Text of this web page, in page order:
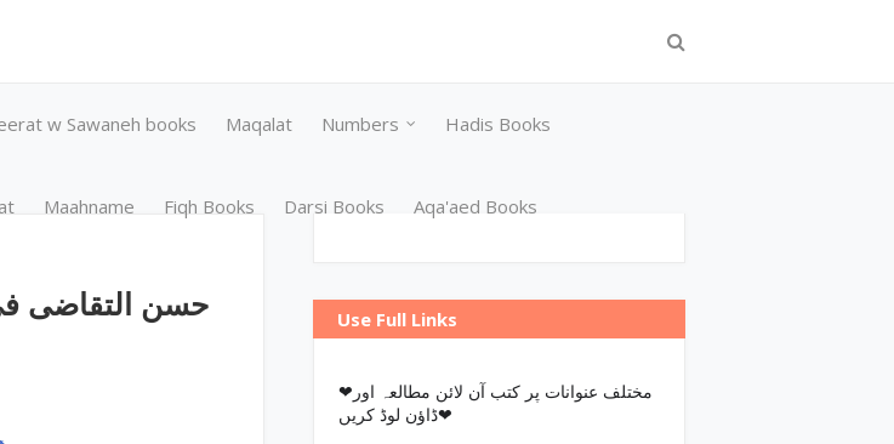
w Sawaneh books Maqalat Numbers Hadis Books
Maahname Fiqh Books Darsi Books Aqa'aed Books
Use Full Links
❤مختلف عنوانات پر کتب آن لائن مطالعہ اور
ڈاؤن لوڈ کریں❤